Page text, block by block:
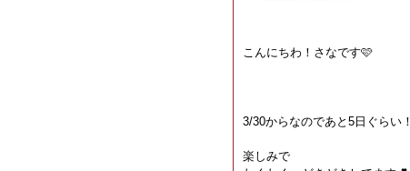
こんにちわ！さなです🩷
3/30からなのであと5日ぐらい！
楽しみで